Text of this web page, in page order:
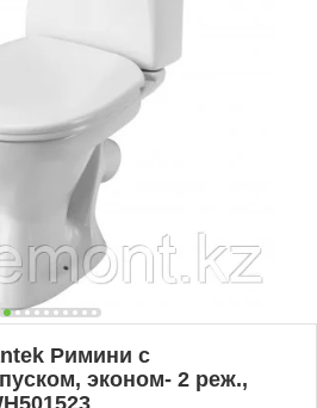
Римини с
эконом- 2 реж.,